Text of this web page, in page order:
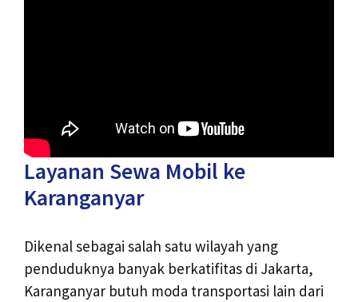
Layanan Sewa Mobil ke
Karanganyar
Dikenal sebagai salah satu wilayah yang
penduduknya banyak berkatifitas di Jakarta,
Karanganyar butuh moda transportasi lain dari